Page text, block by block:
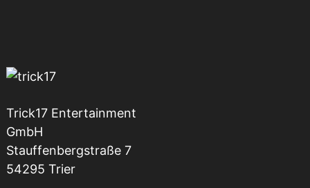
Trick17 Entertainment
GmbH
Stauffenbergstraße 7
54295 Trier